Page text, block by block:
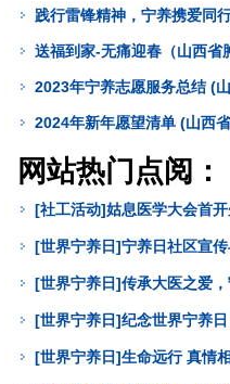
践行雷锋精神，宁养携爱同
送福到家-无痛迎春（山西省
2023年宁养志愿服务总结 (
2024年新年愿望清单 (山西
网站热门点阅：
[社工活动]姑息医学大会首
[世界宁养日]宁养日社区宣
[世界宁养日]传承大医之爱
[世界宁养日]纪念世界宁养
[世界宁养日]生命远行 真情